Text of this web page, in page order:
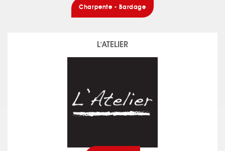
Charpente - Bardage
L'ATELIER